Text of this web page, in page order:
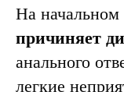
На начальном
причиняет
анального
легкие